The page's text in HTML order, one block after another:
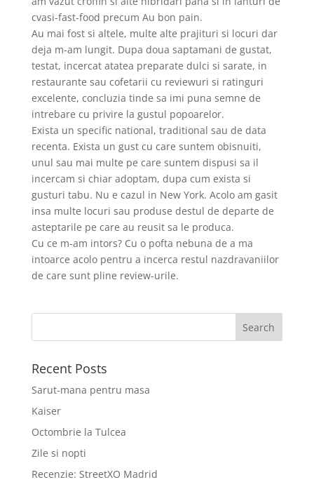
cvasi-fast-food precum Au bon pain.
Au mai fost si altele, multe alte prajituri si locuri dar
deja m-am lungit. Dupa doua saptamani de gustat,
testat, incercat atatea preparate dulci si sarate, in
restaurante sau cofetarii cu reviewuri si ratinguri
excelente, concluzia tinde sa imi puna semne de
intrebare cu privire la gustul popoarelor.
Exista un specific national, traditional sau de data
recenta. Exista un gust cu care suntem obisnuiti,
unul sau mai multe pe care suntem dispusi sa il
incercam si chiar adoptam, dupa cum exista si
gusturi tabu. Nu e cazul in New York. Acolo am gasit
insa multe locuri sau produse destul de departe de
asteptarile pe care au reusit sa le produca.
Cu ce m-am intors? Cu o pofta nebuna de a ma
intoarce acolo pentru a incerca restul nazdravaniilor
de care sunt pline review-urile.
Recent Posts
Sarut-mana pentru masa
Kaiser
Octombrie la Tulcea
Zile si nopti
Recenzie: StreetXO Madrid